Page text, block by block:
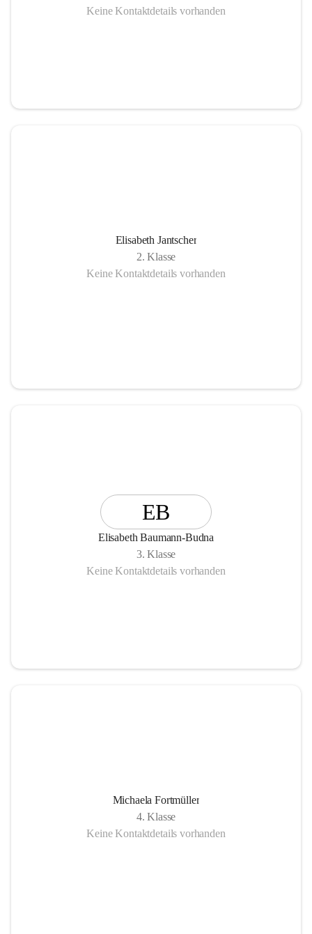
Keine Kontaktdetails vorhanden
Elisabeth Jantscher
2. Klasse
Keine Kontaktdetails vorhanden
EB
Elisabeth Baumann-Budna
3. Klasse
Keine Kontaktdetails vorhanden
Michaela Fortmüller
4. Klasse
Keine Kontaktdetails vorhanden